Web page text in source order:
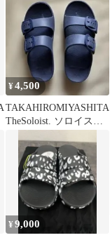
¥4,500
TAKAHIROMIYASHITA
TheSoloist. ソロイスト
¥9,000